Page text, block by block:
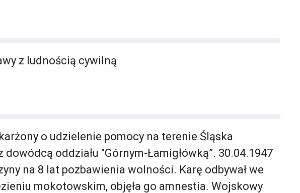
z ludnością cywilną
o udzielenie pomocy na terenie Śląska
dowódcą oddziału "Górnym-Łamigłówką”. 30.04.1947
na 8 lat pozbawienia wolności. Karę odbywał we
mokotowskim, objęła go amnestia. Wojskowy